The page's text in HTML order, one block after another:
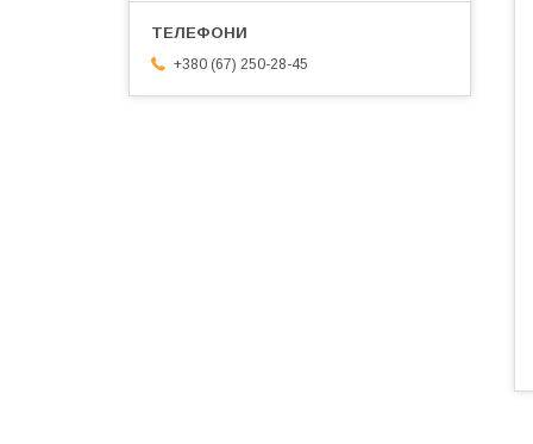
+380 (67) 250-28-45